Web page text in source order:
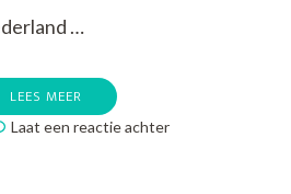
…
LEES MEER
Laat een reactie achterop